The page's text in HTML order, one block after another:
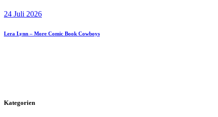
24 Juli 2026
Lera Lynn – More Comic Book Cowboys
Kategorien